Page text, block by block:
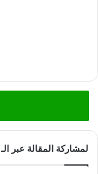
لمشاركة المقالة عبر الـ QR